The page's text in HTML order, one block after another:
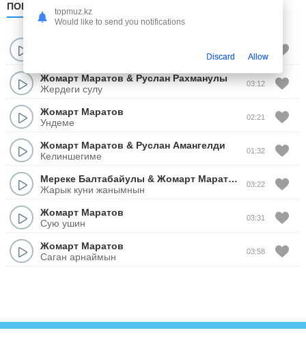
ПОПУЛЯРНЫЕ
Жомарт Маратов & Руслан Рахманулы
Жердеги сулу
03:12
Жомарт Маратов
Ундеме
02:21
Жомарт Маратов & Руслан Амангелди
Келиншегиме
01:32
Мереке Балтабайулы & Жомарт Маратов
Жарык куни жанымнын
03:22
Жомарт Маратов
Сую ушин
03:31
Жомарт Маратов
Саган арнаймын
03:58
topmuz.kz
Would like to send you notifications
Discard Allow